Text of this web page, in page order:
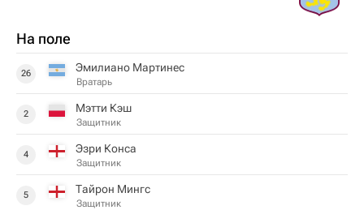
На поле
26 Эмилиано Мартинес
Вратарь
2 Мэтти Кэш
Защитник
4 Эзри Конса
Защитник
5 Тайрон Мингс
Защитник